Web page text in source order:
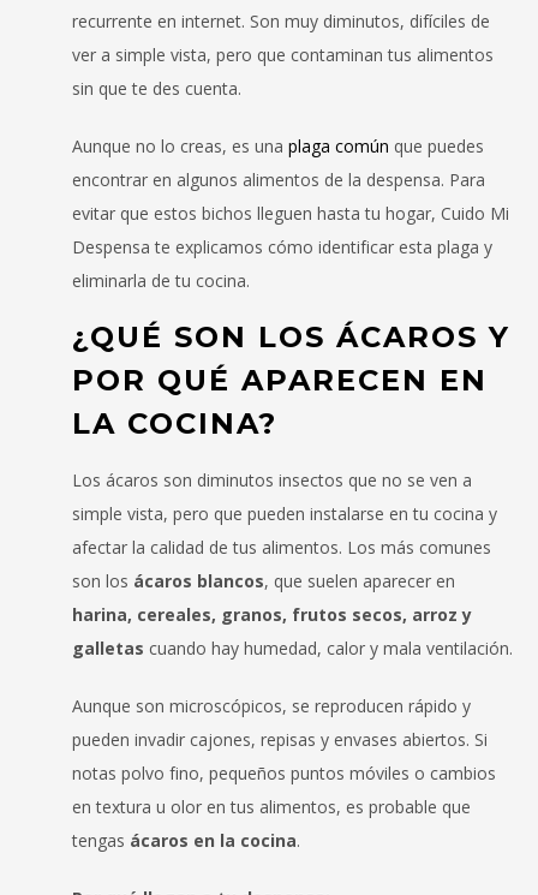
recurrente en internet. Son muy diminutos, difíciles de
ver a simple vista, pero que contaminan tus alimentos
sin que te des cuenta.
Aunque no lo creas, es una plaga común que puedes
encontrar en algunos alimentos de la despensa. Para
evitar que estos bichos lleguen hasta tu hogar, Cuido Mi
Despensa te explicamos cómo identificar esta plaga y
eliminarla de tu cocina.
¿QUÉ SON LOS ÁCAROS Y
POR QUÉ APARECEN EN
LA COCINA?
Los ácaros son diminutos insectos que no se ven a
simple vista, pero que pueden instalarse en tu cocina y
afectar la calidad de tus alimentos. Los más comunes
son los ácaros blancos, que suelen aparecer en
harina, cereales, granos, frutos secos, arroz y
galletas cuando hay humedad, calor y mala ventilación.
Aunque son microscópicos, se reproducen rápido y
pueden invadir cajones, repisas y envases abiertos. Si
notas polvo fino, pequeños puntos móviles o cambios
en textura u olor en tus alimentos, es probable que
tengas ácaros en la cocina.